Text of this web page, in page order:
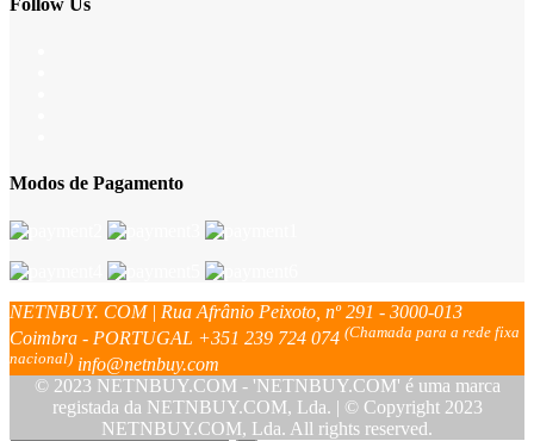
Follow Us
Modos de Pagamento
NETNBUY. COM | Rua Afrânio Peixoto, nº 291 - 3000-013
Coimbra - PORTUGAL +351 239 724 074 (Chamada para a rede fixa
nacional) info@netnbuy.com
© 2023 NETNBUY.COM - 'NETNBUY.COM' é uma marca
registada da NETNBUY.COM, Lda. | © Copyright 2023
NETNBUY.COM, Lda. All rights reserved.